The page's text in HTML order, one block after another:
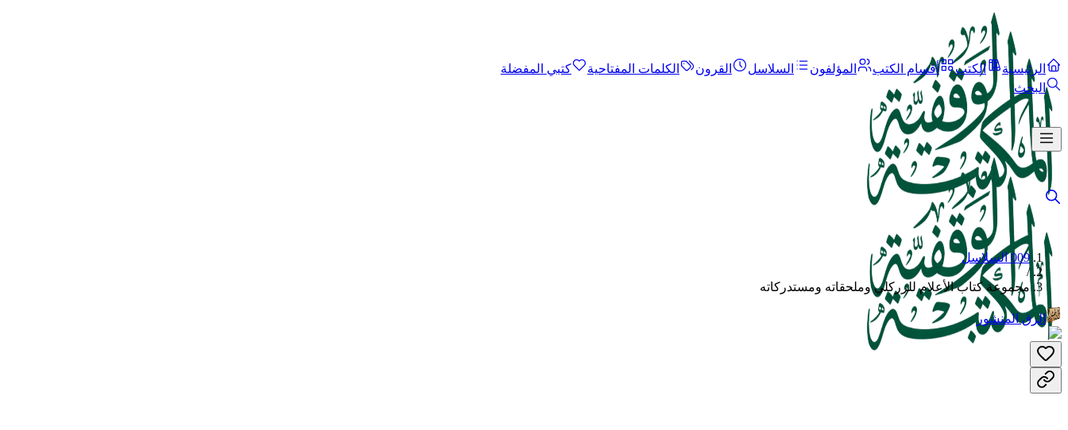
الرئيسية الكتب أقسام الكتب المؤلفون السلاسل القرون الكلمات المفتاحية
كتبي المفضلة
البحث
009 السلاسل
/
مجموعة كتاب الأعلام للزركلي وملحقاته ومستدركاته
الرق المنشور